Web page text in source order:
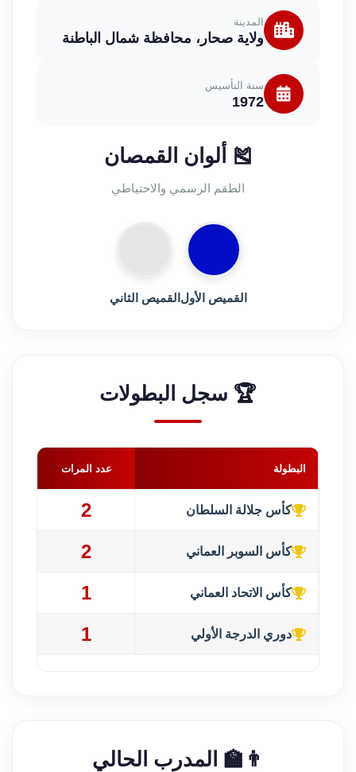
المدينة
ولاية صحار، محافظة شمال الباطنة
سنة التأسيس
1972
🎽 ألوان القمصان
الطقم الرسمي والاحتياطي
القميص الأول القميص الثاني
🏆 سجل البطولات
البطولة عدد المرات
كأس جلالة السلطان 2
كأس السوبر العماني 2
كأس الاتحاد العماني 1
دوري الدرجة الأولي 1
👨‍🏫 المدرب الحالي